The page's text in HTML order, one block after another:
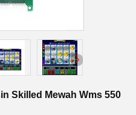
Skilled Mewah Wms 550